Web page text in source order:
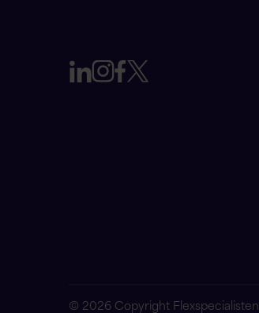
© 2026 Copyright Flexspecialisten